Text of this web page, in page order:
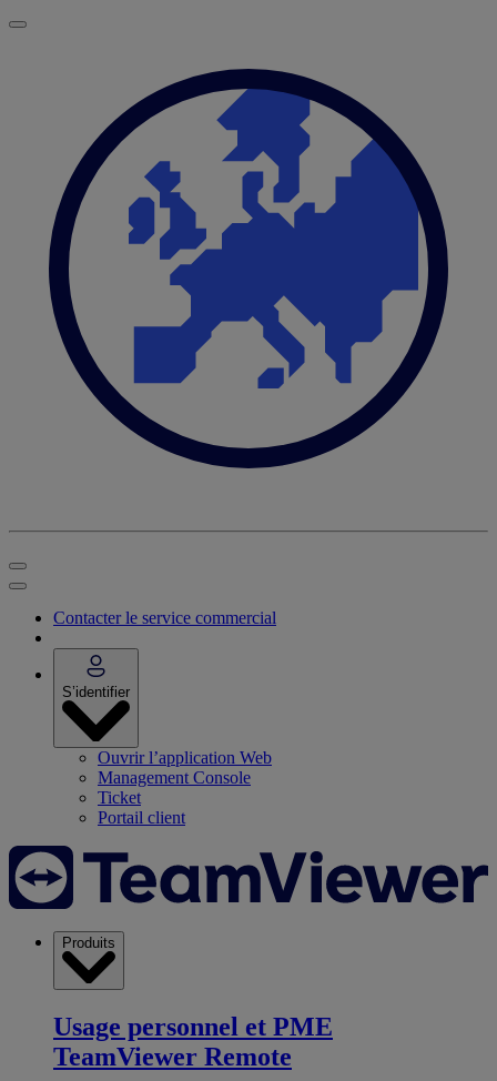
Contacter le service commercial
S’identifier
Ouvrir l’application Web
Management Console
Ticket
Portail client
Produits
Usage personnel et PME
TeamViewer Remote